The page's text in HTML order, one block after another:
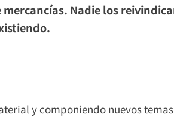
Nadie los
y componiendo nuevos